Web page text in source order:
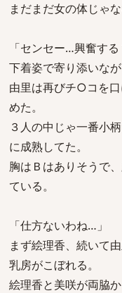
まだまだ女の体じゃな
「センセー…興奮する
下着姿で寄り添いな
由里は再びチ○コを
めた。
３人の中じゃ一番小
に成熟してた。
胸はＢはありそうで
ている。
「仕方ないわね…」
まず絵理香、続いて
乳房がこぼれる。
絵理香と美咲が両脇